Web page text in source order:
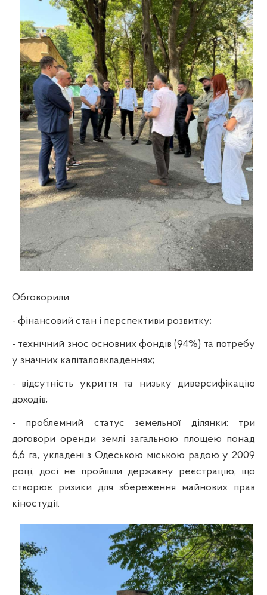
Обговорили:
- фінансовий стан і перспективи розвитку;
- технічний знос основних фондів (94%) та потребу
у значних капіталовкладеннях;
- відсутність укриття та низьку диверсифікацію
доходів;
- проблемний статус земельної ділянки: три
договори оренди землі загальною площею понад
6,6 га, укладені з Одеською міською радою у 2009
році, досі не пройшли державну реєстрацію, що
створює ризики для збереження майнових прав
кіностудії.